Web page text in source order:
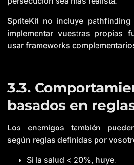
SpriteKit no incluye
implementar vuestras propias
usar frameworks
3.3.
basados en
Los enemigos también
según reglas definidas por
Si la salud < 20%, huye.